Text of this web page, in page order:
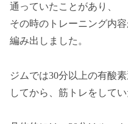
通っていたことがあり、
その時のトレーニング内容
編み出しました。
ジムでは30分以上の有酸
してから、筋トレをしてい